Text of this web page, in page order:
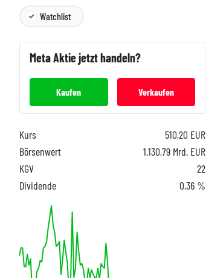
Watchlist
MetaAktie jetzt handeln?
Kaufen Verkaufen
Kurs 510,20 EUR
Börsenwert
1.130,79 Mrd. EUR
KGV
22
Dividende
0,36 %